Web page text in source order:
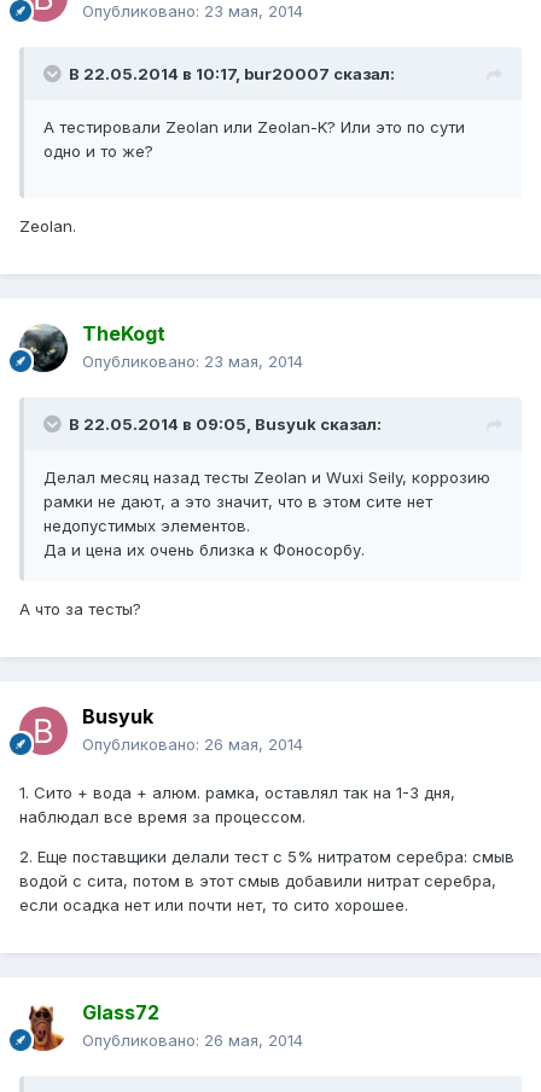
Опубликовано: 23 мая, 2014
В 22.05.2014 в 10:17, bur20007 сказал:
А тестировали Zeolan или Zeolan-K? Или это по сути
одно и то же?
Zeolan.
TheKogt
Опубликовано: 23 мая, 2014
В 22.05.2014 в 09:05, Busyuk сказал:
Делал месяц назад тесты Zeolan и Wuxi Seily, коррозию
рамки не дают, а это значит, что в этом сите нет
недопустимых элементов.
Да и цена их очень близка к Фоносорбу.
А что за тесты?
Busyuk
Опубликовано: 26 мая, 2014
1. Сито + вода + алюм. рамка, оставлял так на 1-3 дня,
наблюдал все время за процессом.
2. Еще поставщики делали тест с 5% нитратом серебра: смыв
водой с сита, потом в этот смыв добавили нитрат серебра,
если осадка нет или почти нет, то сито хорошее.
Glass72
Опубликовано: 26 мая, 2014